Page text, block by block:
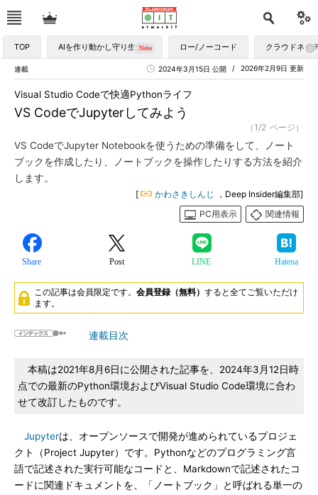
TOP AIを作り動かし守り生かす ロー/ノーコード クラウドネイ
連載 2026年2月9日 更新
2024年3月15日 公開
VS CodeでJupyterしてみよう
Visual Studio Codeで快適Pythonライフ
（1/2 ページ）
VS CodeでJupyter Notebookを使うための準備をして、ノート
ブックを作成したり、ノートブックを操作したりする方法を紹介
します。
[ かわさきしんじ
，Deep Insider編集部]
PC用表示
関連情報
Share Post LINE Hatena
この記事は会員限定です。 会員登録（無料） すると全てご覧いただけ
ます。
連載目次
本稿は2021年8月6日に公開された記事を、2024年3月12日時
点での最新のPython環境およびVisual Studio Code環境に合わ
せて改訂したものです。
Jupyterは、オープンソースで開発が進められているプロジェ
クト（Project Jupyter）です。Pythonなどのプログラミング言
語で記述された実行可能なコードと、Markdownで記述されたコ
ードに関連ドキュメントを、「ノートブック」と呼ばれる単一の